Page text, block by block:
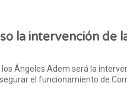
la intervención de
los Ángeles Adem será la
el funcionamiento de